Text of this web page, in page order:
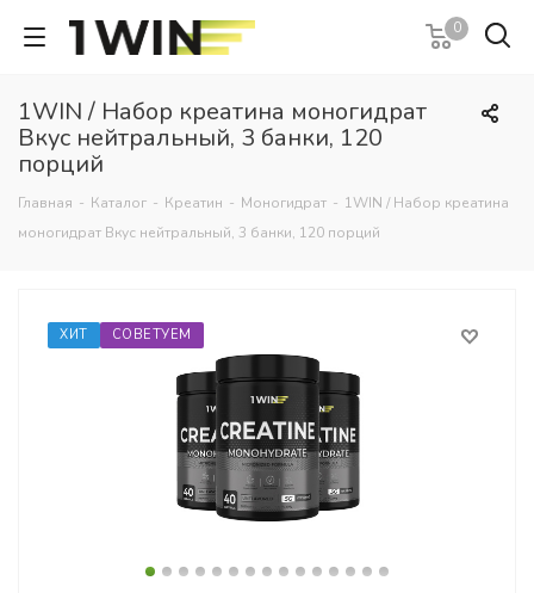
0
1WIN / Набор креатина моногидрат
Вкус нейтральный, 3 банки, 120
порций
Главная - Каталог - Креатин - Моногидрат - 1WIN / Набор креатина
моногидрат Вкус нейтральный, 3 банки, 120 порций
ХИТ СОВЕТУЕМ